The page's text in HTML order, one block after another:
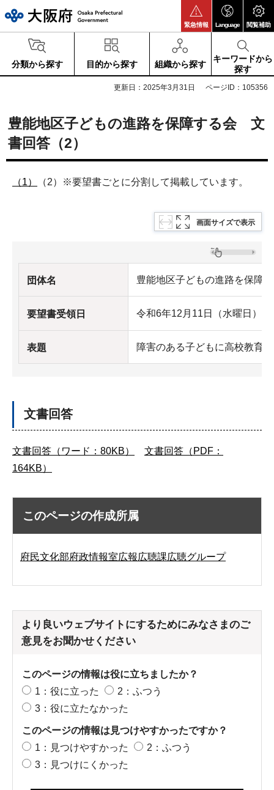
緊急情報 Language 閲覧補助
分類から探す 目的から探す 組織から探す
キーワードから
探す
更新日：2025年3月31日 ページID：105356
豊能地区子どもの進路を保障する会 文
書回答（2）
（1） （2）※要望書ごとに分割して掲載しています。
画面サイズで表示
団体名 豊能地区子どもの進路を保障
要望書受領日 令和6年12月11日（水曜日）
表題 障害のある子どもに高校教育
文書回答
文書回答（ワード：80KB）
文書回答（PDF：
164KB）
このページの作成所属
府民文化部府政情報室広報広聴課広聴グループ
より良いウェブサイトにするためにみなさまのご
意見をお聞かせください
このページの情報は役に立ちましたか？
1：役に立った
2：ふつう
3：役に立たなかった
このページの情報は見つけやすかったですか？
1：見つけやすかった
2：ふつう
3：見つけにくかった